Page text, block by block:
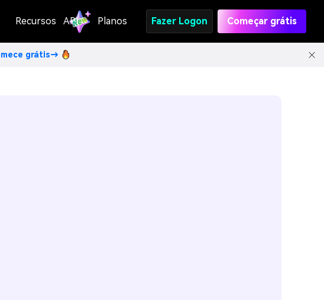
Recursos API Planos Fazer Logon Começar grátis
grátis→